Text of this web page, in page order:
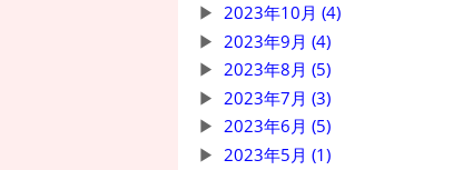
2023年10月 (4)
2023年9月 (4)
2023年8月 (5)
2023年7月 (3)
2023年6月 (5)
2023年5月 (1)